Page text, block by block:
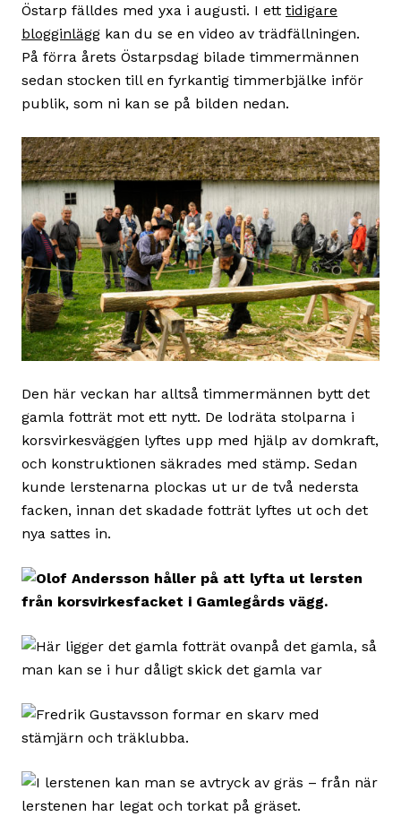
Östarp fälldes med yxa i augusti. I ett tidigare
blogginlägg kan du se en video av trädfällningen.
På förra årets Östarpsdag bilade timmermännen
sedan stocken till en fyrkantig timmerbjälke inför
publik, som ni kan se på bilden nedan.
Den här veckan har alltså timmermännen bytt det
gamla fotträt mot ett nytt. De lodräta stolparna i
korsvirkesväggen lyftes upp med hjälp av domkraft,
och konstruktionen säkrades med stämp. Sedan
kunde lerstenarna plockas ut ur de två nedersta
facken, innan det skadade fotträt lyftes ut och det
nya sattes in.